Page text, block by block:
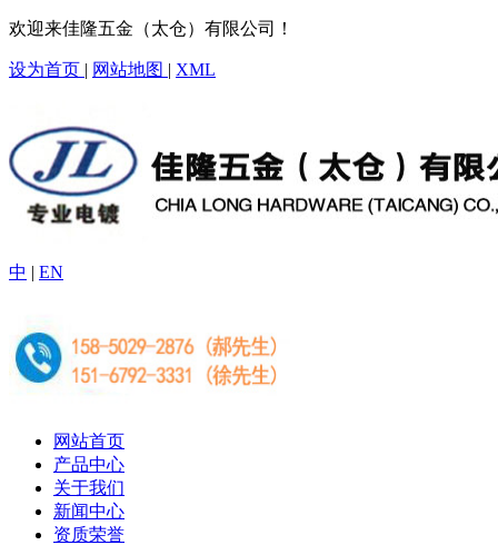
欢迎来佳隆五金（太仓）有限公司！
设为首页 | 网站地图 | XML
中 | EN
网站首页
产品中心
关于我们
新闻中心
资质荣誉